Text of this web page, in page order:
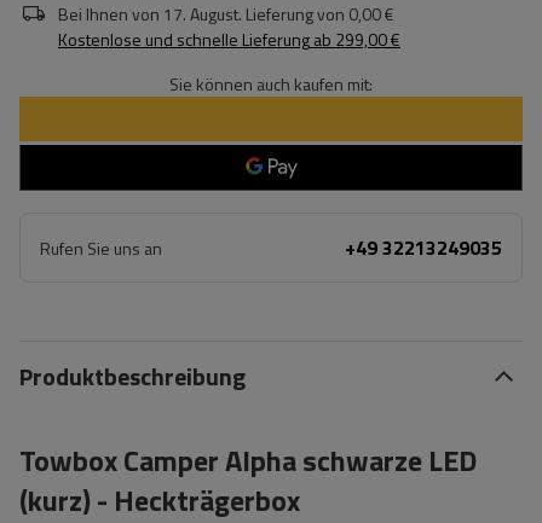
Bei Ihnen von 17. August. Lieferung von 0,00 €
Kostenlose und schnelle Lieferungab 299,00 €
Sie können auch kaufen mit:
Rufen Sie uns an +49 32213249035
Produktbeschreibung
Towbox Camper Alpha schwarze LED
(kurz) - Heckträgerbox